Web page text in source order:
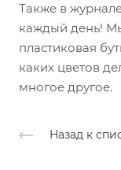
Также в
каждый день!
пластиковая
каких цветов
многое другое.
Назад к